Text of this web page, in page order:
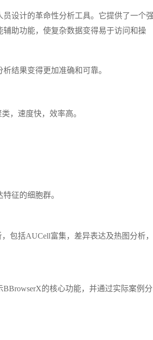
设计的革命性分析工具。它提供了一个
助功能，使复杂数据变得易于访问和操
结果变得更加准确和可靠。
，速度快，效率高。
征的细胞群。
包括AUCell富集，差异表达及热图分析，
的核心功能，并通过实际案例